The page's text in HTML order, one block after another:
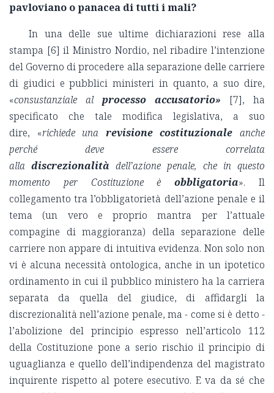
pavloviano o panacea di tutti i mali?
In una delle sue ultime dichiarazioni rese alla
stampa [6] il Ministro Nordio, nel ribadire l’intenzione
del Governo di procedere alla separazione delle carriere
di giudici e pubblici ministeri in quanto, a suo dire,
«consustanziale al processo accusatorio» [7], ha
specificato che tale modifica legislativa, a suo
dire,
«richiede una revisione costituzionale anche
perché deve essere correlata
alla discrezionalità dell’azione penale, che in questo
momento per Costituzione èobbligatoria».Il
collegamento tra l’obbligatorietà dell’azione penale e il
tema (un vero e proprio mantra per l’attuale
compagine di maggioranza) della separazione delle
carriere non appare di intuitiva evidenza. Non solo non
vi è alcuna necessità ontologica, anche in un ipotetico
ordinamento in cui il pubblico ministero ha la carriera
separata da quella del giudice, di affidargli la
discrezionalità nell’azione penale, ma - come si è detto -
l’abolizione del principio espresso nell’articolo 112
della Costituzione pone a serio rischio il principio di
uguaglianza e quello dell’indipendenza del magistrato
inquirente rispetto al potere esecutivo. E va da sé che